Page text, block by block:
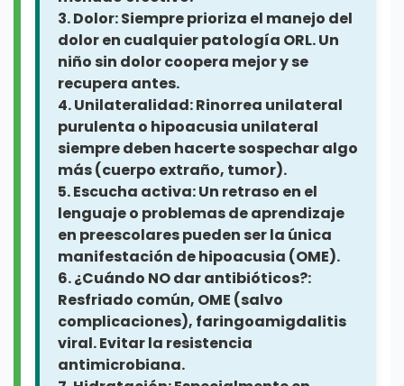
y el desarrollo cognitivo!
Hipoacusia súbita (urgencia).
Hipoacusia unilateral
persistente (especialmente si es
neurosensorial).
Hipoacusia de conducción que
no se resuelve (ej. OME > 3
meses).
Síndromes asociados con riesgo
de hipoacusia (ej. Síndrome de
Down, Usher, Alport).
3. Dolor:Siempre prioriza el manejo del
dolor en cualquier patología ORL. Un
niño sin dolor coopera mejor y se
recupera antes.
4. Unilateralidad:Rinorrea unilateral
purulenta o hipoacusia unilateral
siempre deben hacerte sospechar algo
más (cuerpo extraño, tumor).
5. Escucha activa:Un retraso en el
lenguaje o problemas de aprendizaje
en preescolares pueden ser la única
manifestación de hipoacusia (OME).
6. ¿Cuándo NO dar antibióticos?:
Resfriado común, OME (salvo
complicaciones), faringoamigdalitis
viral. Evitar la resistencia
antimicrobiana.